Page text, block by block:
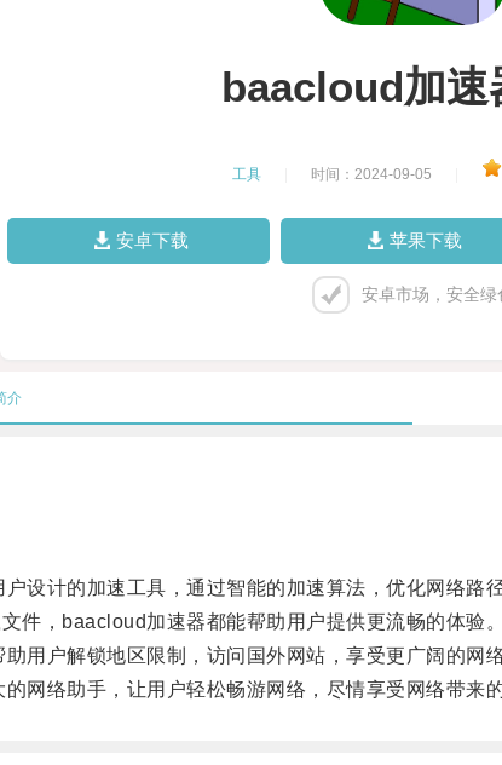
baacloud加速
工具 时间：2024-09-05
安卓下载 苹果下载
安卓市场，安全绿
介
计的加速工具，通过智能的加速算法，优化网络路径
，baacloud加速器都能帮助用户提供更流畅的体验。
户解锁地区限制，访问国外网站，享受更广阔的网络
络助手，让用户轻松畅游网络，尽情享受网络带来的